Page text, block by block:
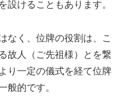
設けることもあります。
なく、位牌の役割は、こ
故人（ご先祖様）とを繋
り一定の儀式を経て位牌
般的です。